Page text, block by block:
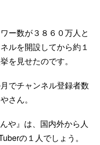
ー数が３８６０万人と
ルを開設してから約１
を見せたのです。
でチャンネル登録者数
さん。
や』は、国内外から人
の１人でしょう。